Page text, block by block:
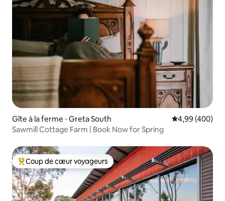
Gîte à la ferme ⋅ Greta South Évaluation
4,99 (400)
Sawmill Cottage Farm | Book Now for Spring
Coups de cœur voyageurs les plus appréciés
Coup de cœur voyageurs